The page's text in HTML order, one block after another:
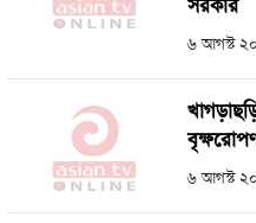
সরকার
৬ আগস্ট
৬ আগস্ট